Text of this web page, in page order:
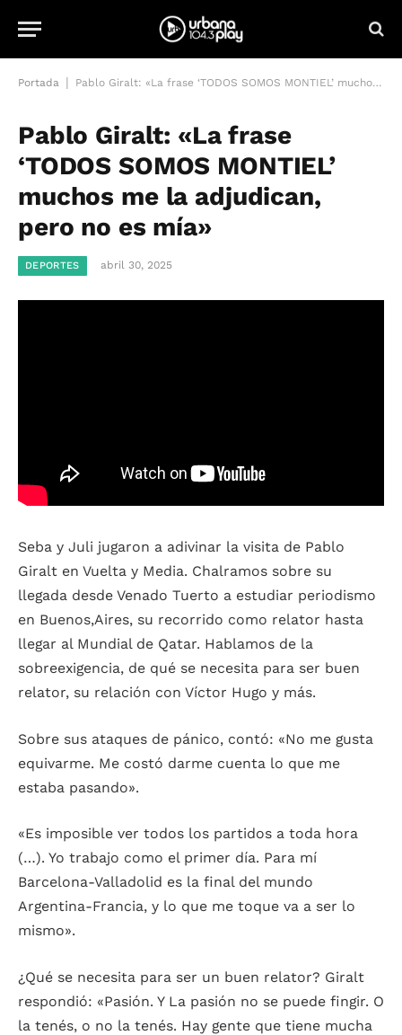
Portada Pablo Giralt: «La frase ‘TODOS SOMOS MONTIEL’ muchos me la adjudican, pero no es mía»
Pablo Giralt: «La frase
‘TODOS SOMOS MONTIEL’
muchos me la adjudican,
pero no es mía»
DEPORTES abril 30, 2025
Seba y Juli jugaron a adivinar la visita de Pablo
Giralt en Vuelta y Media. Chalramos sobre su
llegada desde Venado Tuerto a estudiar periodismo
en Buenos,Aires, su recorrido como relator hasta
llegar al Mundial de Qatar. Hablamos de la
sobreexigencia, de qué se necesita para ser buen
relator, su relación con Víctor Hugo y más.
Sobre sus ataques de pánico, contó: «No me gusta
equivarme. Me costó darme cuenta lo que me
estaba pasando».
«Es imposible ver todos los partidos a toda hora
(…). Yo trabajo como el primer día. Para mí
Barcelona-Valladolid es la final del mundo
Argentina-Francia, y lo que me toque va a ser lo
mismo».
¿Qué se necesita para ser un buen relator? Giralt
respondió: «Pasión. Y La pasión no se puede fingir. O
la tenés, o no la tenés. Hay gente que tiene mucha